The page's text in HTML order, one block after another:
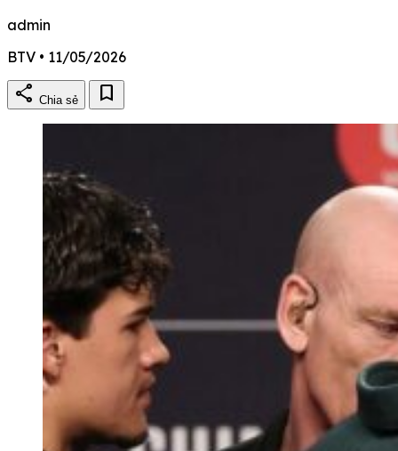
admin
BTV • 11/05/2026
share Chia sẻ bookmark